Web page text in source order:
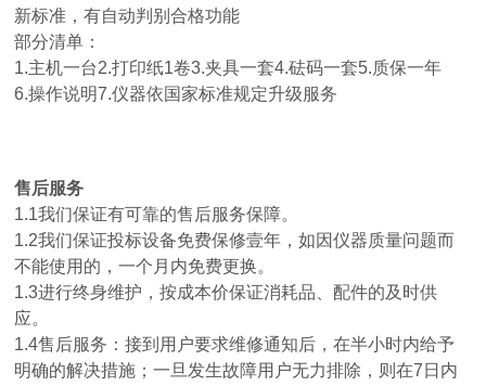
新标准，有自动判别合格功能
部分清单：
1.主机一台2.打印纸1卷3.夹具一套4.砝码一套5.质保一年
6.操作说明7.仪器依国家标准规定升级服务
售后服务
1.1我们保证有可靠的售后服务保障。
1.2我们保证投标设备免费保修壹年，如因仪器质量问题而
不能使用的，一个月内免费更换。
1.3进行终身维护，按成本价保证消耗品、配件的及时供
应。
1.4售后服务：接到用户要求维修通知后，在半小时内给予
明确的解决措施；一旦发生故障用户无力排除，则在7日内